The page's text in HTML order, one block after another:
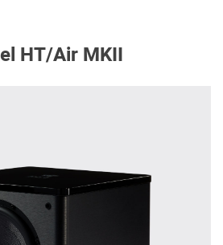
HT/Air MKII